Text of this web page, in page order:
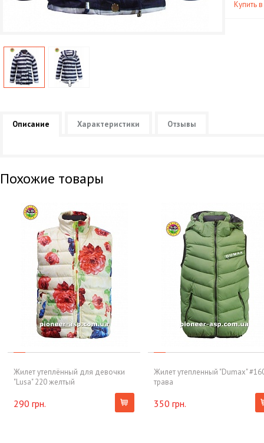
Купить
Описание Характеристики Отзывы
Похожие товары
Жилет утеплённый для девочки
"Lusa" 220 желтый
290 грн.
Жилет утепленный "Dumax"
трава
350 грн.